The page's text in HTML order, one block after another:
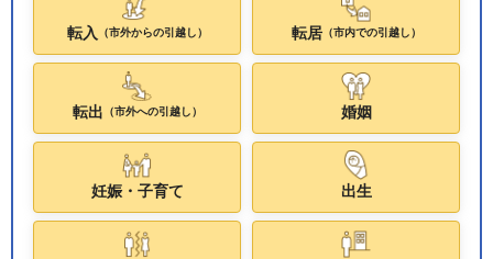
転入 （市外からの引越し） 転居（市内での引越し）
転出 （市外への引越し） 婚姻
妊娠・子育て 出生